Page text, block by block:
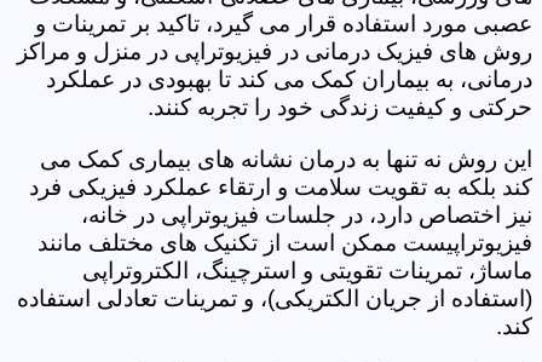
عصبی مورد استفاده قرار می گیرد، تاکید بر تمرینات و
روش های فیزیک درمانی در فیزیوتراپی در منزل و مراکز
درمانی، به بیماران کمک می کند تا بهبودی در عملکرد
حرکتی و کیفیت زندگی خود را تجربه کنند.
این روش نه تنها به درمان نشانه های بیماری کمک می
کند بلکه به تقویت سلامت و ارتقاء عملکرد فیزیکی فرد
نیز اختصاص دارد، در جلسات فیزیوتراپی در خانه،
فیزیوتراپیست ممکن است از تکنیک های مختلف مانند
ماساژ، تمرینات تقویتی و استرچینگ، الکتروتراپی
(استفاده از جریان الکتریکی)، و تمرینات تعادلی استفاده
کند.